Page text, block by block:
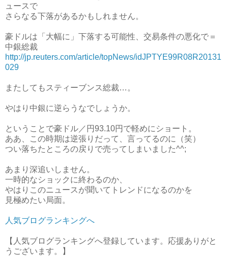
ュースで
さらなる下落があるかもしれません。
豪ドルは「大幅に」下落する可能性、交易条件の悪化で＝
中銀総裁
http://jp.reuters.com/article/topNews/idJPTYE99R08R20131
029
またしてもスティーブンス総裁…。
やはり中銀に逆らうなでしょうか。
ということで豪ドル／円93.10円で軽めにショート。
ああ、この時期は逆張りだって、言ってるのに（笑）
つい落ちたところの戻りで売ってしまいました^^;
あまり深追いしません。
一時的なショックに終わるのか、
やはりこのニュースが聞いてトレンドになるのかを
見極めたい局面。
人気ブログランキングへ
【人気ブログランキングへ登録しています。応援ありがと
うございます。】